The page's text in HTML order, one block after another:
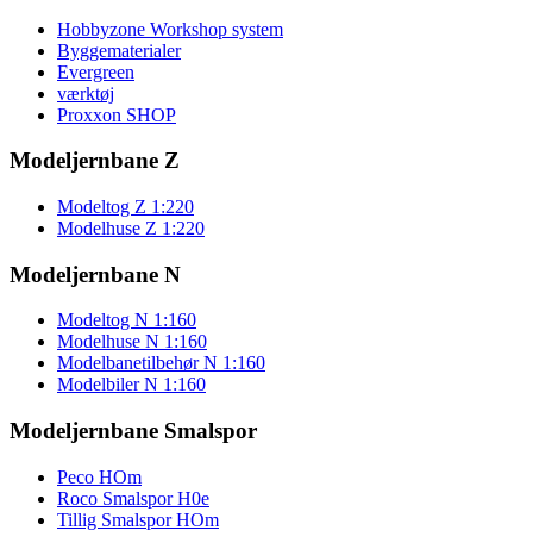
Hobbyzone Workshop system
Byggematerialer
Evergreen
værktøj
Proxxon SHOP
Modeljernbane Z
Modeltog Z 1:220
Modelhuse Z 1:220
Modeljernbane N
Modeltog N 1:160
Modelhuse N 1:160
Modelbanetilbehør N 1:160
Modelbiler N 1:160
Modeljernbane Smalspor
Peco HOm
Roco Smalspor H0e
Tillig Smalspor HOm